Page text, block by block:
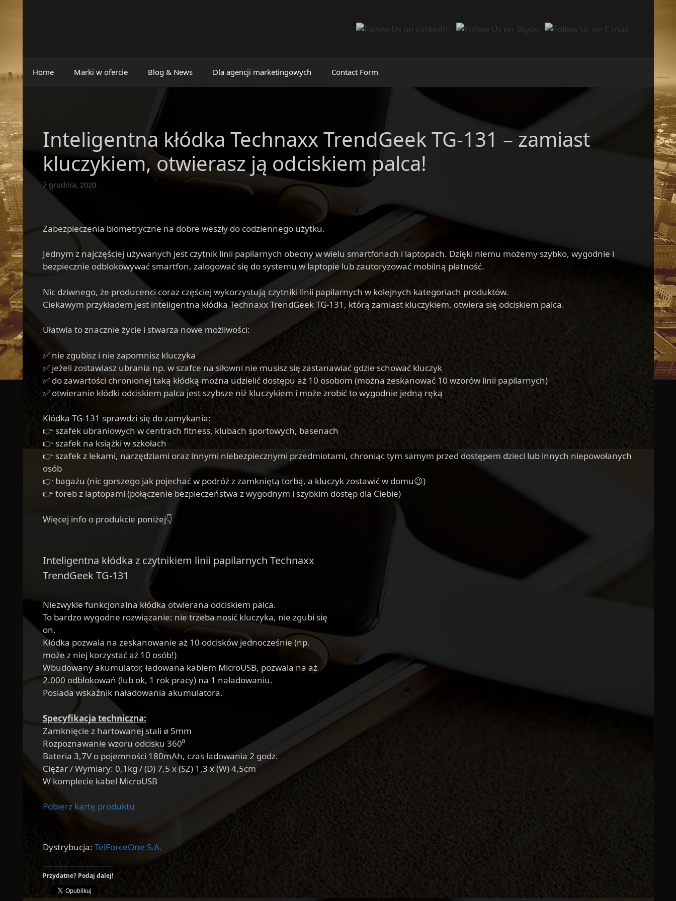
Home Marki w ofercie Blog & News Dla agencji marketingowych Contact Form
Inteligentna kłódka Technaxx TrendGeek TG-131 – zamiast
kluczykiem, otwierasz ją odciskiem palca!
7 grudnia, 2020
Zabezpieczenia biometryczne na dobre weszły do codziennego użytku.
Jednym z najczęściej używanych jest czytnik linii papilarnych obecny w wielu smartfonach i laptopach. Dzięki niemu możemy szybko, wygodnie i
bezpiecznie odblokowywać smartfon, zalogować się do systemu w laptopie lub zautoryzować mobilną płatność.
Nic dziwnego, że producenci coraz częściej wykorzystują czytniki linii papilarnych w kolejnych kategoriach produktów.
Ciekawym przykładem jest inteligentna kłódka Technaxx TrendGeek TG-131, którą zamiast kluczykiem, otwiera się odciskiem palca.
Ułatwia to znacznie życie i stwarza nowe możliwości:
✅ nie zgubisz i nie zapomnisz kluczyka
✅ jeżeli zostawiasz ubrania np. w szafce na siłowni nie musisz się zastanawiać gdzie schować kluczyk
✅ do zawartości chronionej taką kłódką można udzielić dostępu aż 10 osobom (można zeskanować 10 wzorów linii papilarnych)
✅ otwieranie kłódki odciskiem palca jest szybsze niż kluczykiem i może zrobić to wygodnie jedną ręką
Kłódka TG-131 sprawdzi się do zamykania:
👉 szafek ubraniowych w centrach fitness, klubach sportowych, basenach
👉 szafek na książki w szkołach
👉 szafek z lekami, narzędziami oraz innymi niebezpiecznymi przedmiotami, chroniąc tym samym przed dostępem dzieci lub innych niepowołanych
osób
👉 bagażu (nic gorszego jak pojechać w podróż z zamkniętą torbą, a kluczyk zostawić w domu😉)
👉 toreb z laptopami (połączenie bezpieczeństwa z wygodnym i szybkim dostęp dla Ciebie)
Więcej info o produkcie poniżej👇
Inteligentna kłódka z czytnikiem linii papilarnych Technaxx
TrendGeek TG-131
Niezwykle funkcjonalna kłódka otwierana odciskiem palca.
To bardzo wygodne rozwiązanie: nie trzeba nosić kluczyka, nie zgubi się
on.
Kłódka pozwala na zeskanowanie aż 10 odcisków jednocześnie (np.
może z niej korzystać aż 10 osób!)
Wbudowany akumulator, ładowana kablem MicroUSB, pozwala na aż
2.000 odblokowań (lub ok, 1 rok pracy) na 1 naładowaniu.
Posiada wskaźnik naładowania akumulatora.
Specyfikacja techniczna:
Zamknięcie z hartowanej stali ø 5mm
Rozpoznawanie wzoru odcisku 360⁰
Bateria 3,7V o pojemności 180mAh, czas ładowania 2 godz.
Ciężar / Wymiary: 0,1kg / (D) 7,5 x (SZ) 1,3 x (W) 4,5cm
W komplecie kabel MicroUSB
Pobierz kartę produktu
Dystrybucja: TelForceOne S.A.
Przydatne? Podaj dalej!